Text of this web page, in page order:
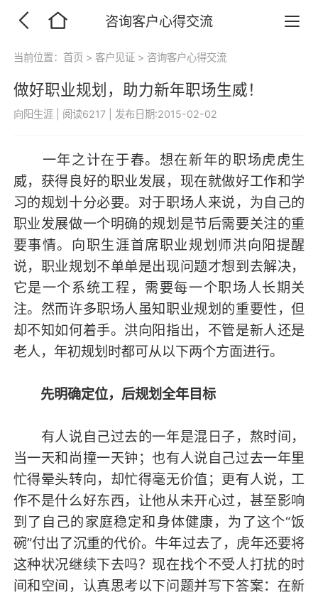
咨询客户心得交流
当前位置：首页 > 客户见证 > 咨询客户心得交流
做好职业规划，助力新年职场生威！
向阳生涯 阅读6217 发布日期:2015-02-02
一年之计在于春。想在新年的职场虎虎生
威，获得良好的职业发展，现在就做好工作和学
习的规划十分必要。对于职场人来说，为自己的
职业发展做一个明确的规划是节后需要关注的重
要事情。向职生涯首席职业规划师洪向阳提醒
说，职业规划不单单是出现问题才想到去解决，
它是一个系统工程，需要每一个职场人长期关
注。然而许多职场人虽知职业规划的重要性，但
却不知如何着手。洪向阳指出，不管是新人还是
老人，年初规划时都可从以下两个方面进行。
先明确定位，后规划全年目标
有人说自己过去的一年是混日子，熬时间，
当一天和尚撞一天钟；也有人说自己过去一年里
忙得晕头转向，却忙得毫无价值；更有人说，工
作不是什么好东西，让他从未开心过，甚至影响
到了自己的家庭稳定和身体健康，为了这个“饭
碗”付出了沉重的代价。牛年过去了，虎年还要将
这种状况继续下去吗？现在找个不受人打扰的时
间和空间，认真思考以下问题并写下答案：在新